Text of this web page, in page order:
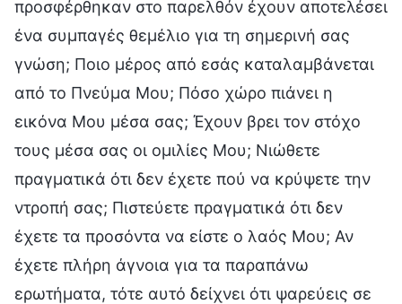
προσφέρθηκαν στο παρελθόν έχουν αποτελέσει
ένα συμπαγές θεμέλιο για τη σημερινή σας
γνώση; Ποιο μέρος από εσάς καταλαμβάνεται
από το Πνεύμα Μου; Πόσο χώρο πιάνει η
εικόνα Μου μέσα σας; Έχουν βρει τον στόχο
τους μέσα σας οι ομιλίες Μου; Νιώθετε
πραγματικά ότι δεν έχετε πού να κρύψετε την
ντροπή σας; Πιστεύετε πραγματικά ότι δεν
έχετε τα προσόντα να είστε ο λαός Μου; Αν
έχετε πλήρη άγνοια για τα παραπάνω
ερωτήματα, τότε αυτό δείχνει ότι ψαρεύεις σε